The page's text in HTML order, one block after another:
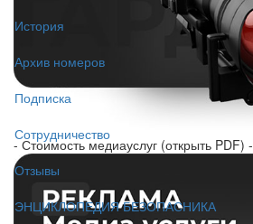
История
Архив номеров
Подписка
Сотрудничество
Отзывы
ЭНЦИКЛОПЕДИЯ БЕЗОПАСНИКА
- Стоимость медиауслуг (открыть PDF) -